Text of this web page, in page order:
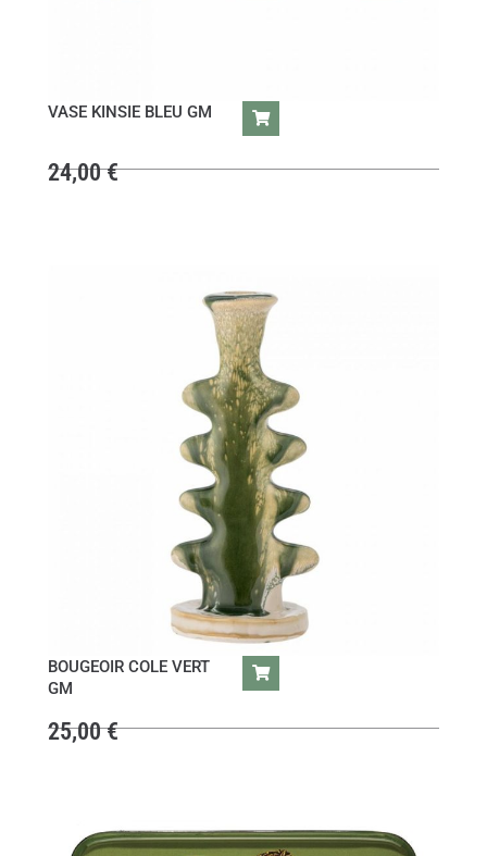
VASE KINSIE BLEU GM
24,00€
BOUGEOIR COLE VERT
GM
25,00€